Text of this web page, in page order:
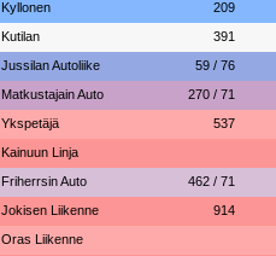
Kyllonen 209
Kutilan 391
Jussilan Autoliike 59 / 76
Matkustajain Auto 270 / 71
Ykspetäjä 537
Kainuun Linja
Friherrsin Auto 462 / 71
Jokisen Liikenne 914
Oras Liikenne